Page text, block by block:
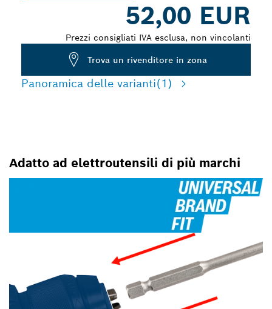
52,00 EUR
Prezzi consigliati IVA esclusa, non vincolanti
Trova un rivenditore in zona
Panoramica delle varianti(1)
Adatto ad elettroutensili di più marchi